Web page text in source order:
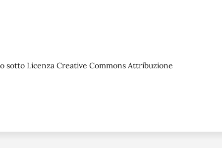
sotto Licenza Creative Commons Attribuzione